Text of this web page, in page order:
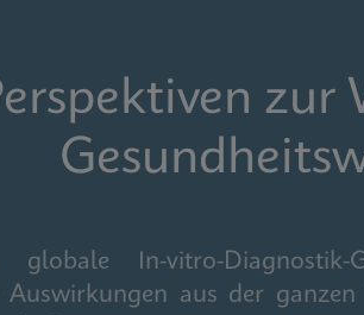
In-vitro-Diagnostik-
aus der